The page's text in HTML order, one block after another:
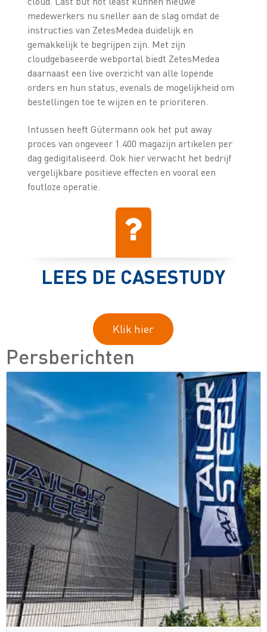
medewerkers nu sneller aan de slag omdat de
instructies van ZetesMedea duidelijk en
gemakkelijk te begrijpen zijn. Met zijn
cloudgebaseerde webportal biedt ZetesMedea
daarnaast een live overzicht van alle lopende
orders en hun status, evenals de mogelijkheid om
bestellingen toe te wijzen en te prioriteren.
Intussen heeft Gütermann ook het put away
proces van ongeveer 1.400 magazijn artikelen per
dag gedigitaliseerd. Ook hier verwacht het bedrijf
vergelijkbare positieve effecten en vooral een
foutloze operatie.
LEES DE CASESTUDY
Klik hier
Persberichten